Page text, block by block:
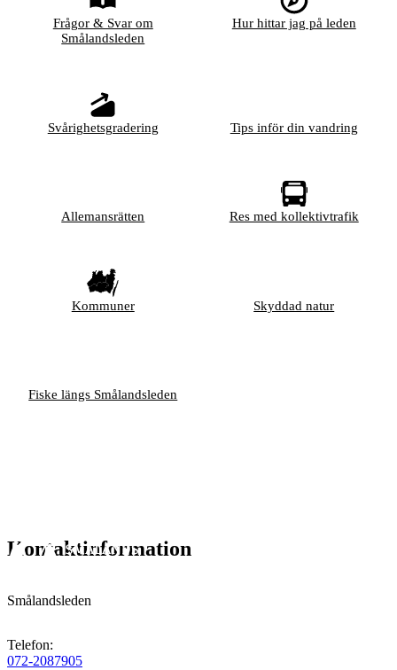
Frågor & Svar om
Smålandsleden
Hur hittar jag på leden
Svårighetsgradering Tips inför din vandring
Allemansrätten Res med kollektivtrafik
Kommuner Skyddad natur
Fiske längs Smålandsleden
Kontaktinformation
Smålandsleden
Telefon:
072-2087905